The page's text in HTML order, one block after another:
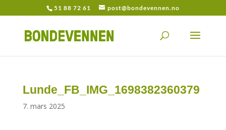
51 88 72 61 post@bondevennen.no
Lunde_FB_IMG_1698382360379
7. mars 2025